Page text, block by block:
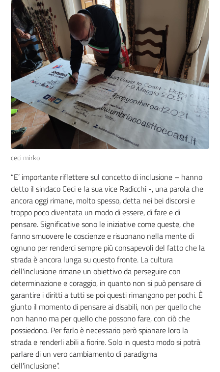
ceci mirko
“E’ importante riflettere sul concetto di inclusione – hanno
detto il sindaco Ceci e la sua vice Radicchi -, una parola che
ancora oggi rimane, molto spesso, detta nei bei discorsi e
troppo poco diventata un modo di essere, di fare e di
pensare. Significative sono le iniziative come queste, che
fanno smuovere le coscienze e risuonano nella mente di
ognuno per renderci sempre più consapevoli del fatto che la
strada è ancora lunga su questo fronte. La cultura
dell'inclusione rimane un obiettivo da perseguire con
determinazione e coraggio, in quanto non si può pensare di
garantire i diritti a tutti se poi questi rimangono per pochi. È
giunto il momento di pensare ai disabili, non per quello che
non hanno ma per quello che possono fare, con ciò che
possiedono. Per farlo è necessario però spianare loro la
strada e renderli abili a fiorire. Solo in questo modo si potrà
parlare di un vero cambiamento di paradigma
dell'inclusione”.